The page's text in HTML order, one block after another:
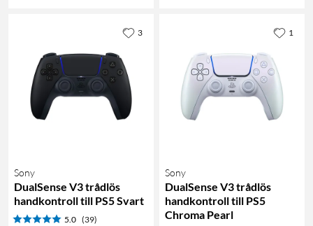
Sony
DualSense V3 trådlös
handkontroll till PS5 Svart
5.0 (39)
3
Sony
DualSense V3 trådlös
handkontroll till PS5
Chroma Pearl
1